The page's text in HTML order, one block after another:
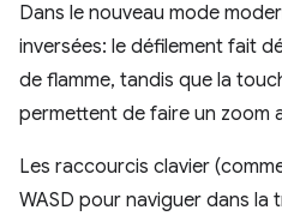
Dans le nouveau mode
inversées: le défilement fait
de flamme, tandis que la
permettent de faire un zoom
Les raccourcis clavier
WASD pour naviguer dans